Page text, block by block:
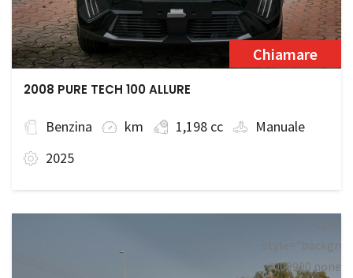
Chiamare
2008 PURE TECH 100 ALLURE
Benzina km 1,198 cc
Manuale
2025
#009900 none